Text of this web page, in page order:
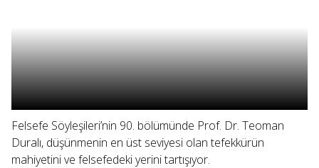
Felsefe Söyleşileri’nin 90. bölümünde Prof. Dr. Teoman
Duralı, düşünmenin en üst seviyesi olan tefekkürün
mahiyetini ve felsefedeki yerini tartışıyor.